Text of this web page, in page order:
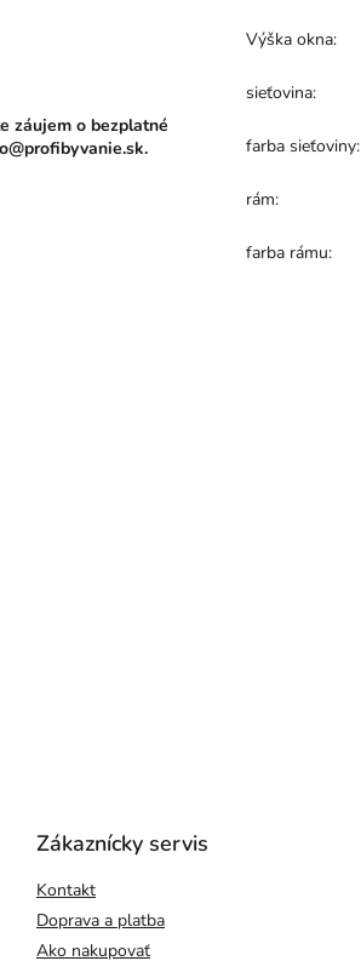
záujem o bezplatné
Výška okna:
sieťovina:
farba sieťoviny:
rám:
farba rámu:
Zákaznícky servis
Kontakt
Doprava a platba
Ako nakupovať